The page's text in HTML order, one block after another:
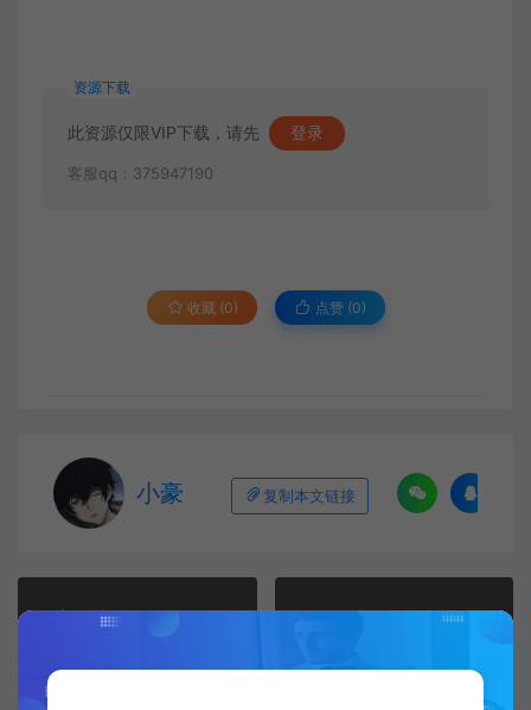
资源下载
此资源仅限VIP下载，请先 登录
客服qq：375947190
收藏 (0) 点赞 (0)
小豪 复制本文链接
上一篇：
下一篇：